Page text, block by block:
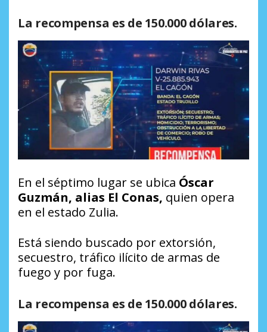
La recompensa es de 150.000 dólares.
En el séptimo lugar se ubica Óscar
Guzmán, alias El Conas, quien opera
en el estado Zulia.
Está siendo buscado por extorsión,
secuestro, tráfico ilícito de armas de
fuego y por fuga.
La recompensa es de 150.000 dólares.